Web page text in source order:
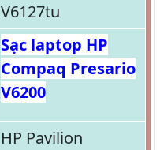
V6127tu
Sạc laptop HP
Compaq Presario
V6200
HP Pavilion